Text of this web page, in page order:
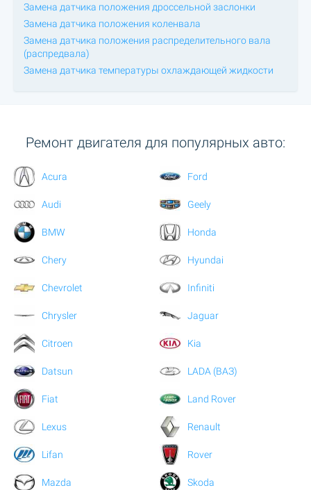
Замена датчика положения дроссельной заслонки
Замена датчика положения коленвала
Замена датчика положения распределительного вала
(распредвала)
Замена датчика температуры охлаждающей жидкости
Ремонт двигателя для популярных авто:
Acura
Audi
BMW
Chery
Chevrolet
Chrysler
Citroen
Datsun
Fiat
Ford
Geely
Honda
Hyundai
Infiniti
Jaguar
Kia
LADA (ВАЗ)
Land Rover
Lexus
Lifan
Mazda
Renault
Rover
Skoda